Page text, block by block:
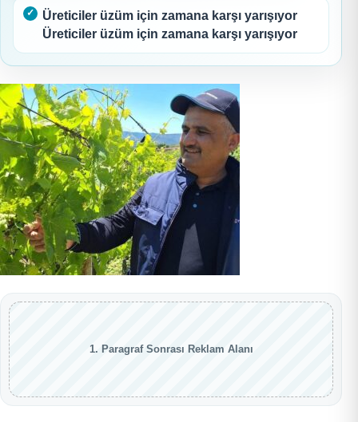
Üreticiler üzüm için zamana karşı yarışıyor
Üreticiler üzüm için zamana karşı yarışıyor
1. Paragraf Sonrası Reklam Alanı